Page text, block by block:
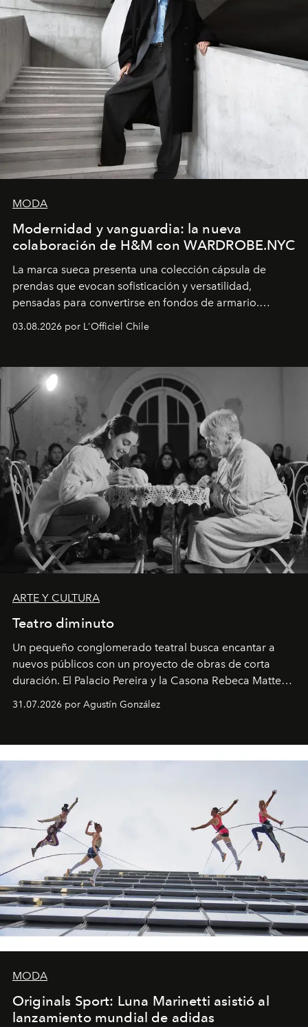
MODA
Modernidad y vanguardia: la nueva
colaboración de H&M con WARDROBE.NYC
La marca sueca presenta una colección cápsula de
prendas que evocan sofisticación y versatilidad,
pensadas para convertirse en fondos de armario.
Disponible en Chile desde el 6 de agosto.
03.08.2026 por L'Officiel Chile
ARTE Y CULTURA
Teatro diminuto
Un pequeño conglomerado teatral busca encantar a
nuevos públicos con un proyecto de obras de corta
duración. El Palacio Pereira y la Casona Rebeca Matte
son algunos de los lugares que han albergado estas
miniobras. Sus puestas en escena son limpias; ponen el
31.07.2026 por Agustín González
MODA
Originals Sport: Luna Marinetti asistió al
lanzamiento mundial de adidas